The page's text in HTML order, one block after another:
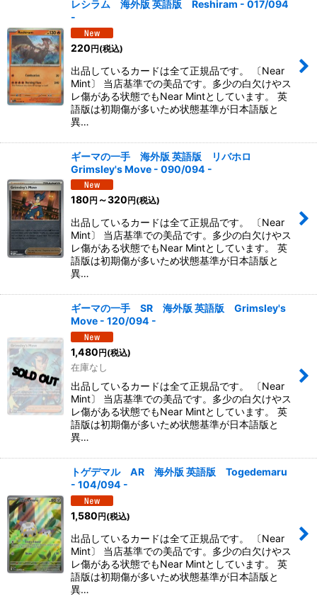
レシラム 海外版 英語版 Reshiram - 017/094
-
220円(税込)
出品しているカードは全て正規品です。 〔Near
Mint〕 当店基準での美品です。多少の白欠けやス
レ傷がある状態でもNear Mintとしています。 英
語版は初期傷が多いため状態基準が日本語版と
異…
ギーマの一手 海外版 英語版 リバホロ
Grimsley's Move - 090/094 -
180円 ～320円(税込)
出品しているカードは全て正規品です。 〔Near
Mint〕 当店基準での美品です。多少の白欠けやス
レ傷がある状態でもNear Mintとしています。 英
語版は初期傷が多いため状態基準が日本語版と
異…
ギーマの一手 SR 海外版 英語版 Grimsley's
Move - 120/094 -
1,480円(税込)
在庫なし
出品しているカードは全て正規品です。 〔Near
Mint〕 当店基準での美品です。多少の白欠けやス
レ傷がある状態でもNear Mintとしています。 英
語版は初期傷が多いため状態基準が日本語版と
異…
トゲデマル AR 海外版 英語版 Togedemaru
- 104/094 -
1,580円(税込)
出品しているカードは全て正規品です。 〔Near
Mint〕 当店基準での美品です。多少の白欠けやス
レ傷がある状態でもNear Mintとしています。 英
語版は初期傷が多いため状態基準が日本語版と
異…